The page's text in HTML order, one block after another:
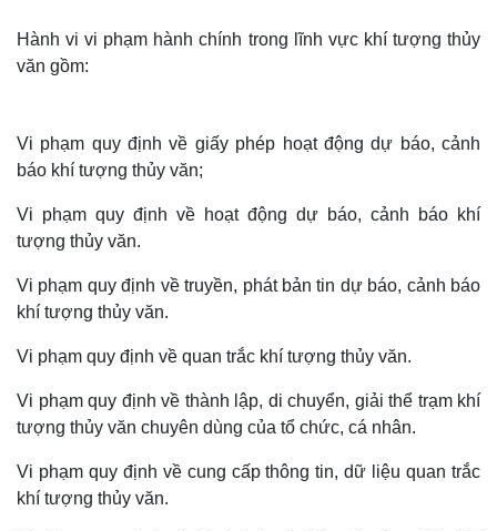
Hành vi vi phạm hành chính trong lĩnh vực khí tượng thủy
văn gồm:
Vi phạm quy định về giấy phép hoạt động dự báo, cảnh
báo khí tượng thủy văn;
Vi phạm quy định về hoạt động dự báo, cảnh báo khí
tượng thủy văn.
Vi phạm quy định về truyền, phát bản tin dự báo, cảnh báo
khí tượng thủy văn.
Vi phạm quy định về quan trắc khí tượng thủy văn.
Vi phạm quy định về thành lập, di chuyển, giải thể trạm khí
tượng thủy văn chuyên dùng của tổ chức, cá nhân.
Vi phạm quy định về cung cấp thông tin, dữ liệu quan trắc
khí tượng thủy văn.